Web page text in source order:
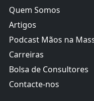
Quem Somos
Artigos
Podcast Mãos na
Carreiras
Bolsa de Consultores
Contacte-nos